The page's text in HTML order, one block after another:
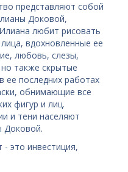
представляют собой
Доковой,
любит рисовать
вдохновленные ее
любовь, слезы,
но также скрытые
ее последних работах
обнимающие все
фигур и лиц.
и тени населяют
Доковой.
это инвестиция,